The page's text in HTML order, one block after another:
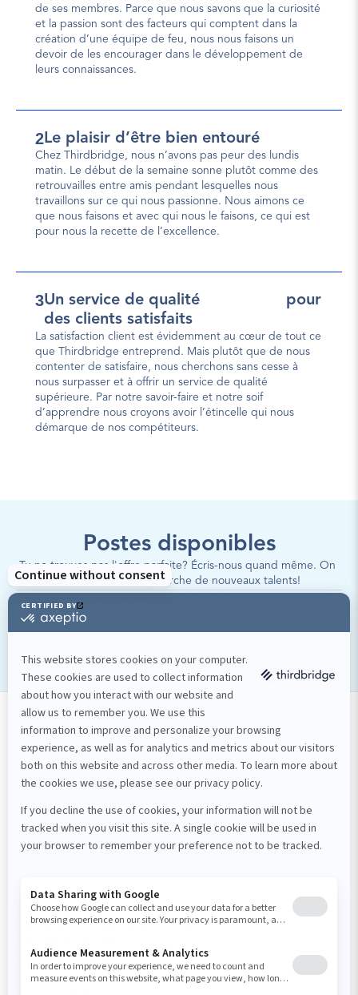
de ses membres. Parce que nous savons que la curiosité
et la passion sont des facteurs qui comptent dans la
création d’une équipe de feu, nous nous faisons un
devoir de les encourager dans le développement de
leurs connaissances.
2Le plaisir d’être bien entouré
Chez Thirdbridge, nous n’avons pas peur des lundis
matin. Le début de la semaine sonne plutôt comme des
retrouvailles entre amis pendant lesquelles nous
travaillons sur ce qui nous passionne. Nous aimons ce
que nous faisons et avec qui nous le faisons, ce qui est
pour nous la recette de l’excellence.
3Un service de qualité                  pour
des clients satisfaits
La satisfaction client est évidemment au cœur de tout ce
que Thirdbridge entreprend. Mais plutôt que de nous
contenter de satisfaire, nous cherchons sans cesse à
nous surpasser et à offrir un service de qualité
supérieure. Par notre savoir-faire et notre soif
d’apprendre nous croyons avoir l’étincelle qui nous
démarque de nos compétiteurs.
Postes disponibles
Tu ne trouves pas l'offre parfaite? Écris-nous quand même. On
est toujours à la recherche de nouveaux talents!
Vous ne trouvez pas le poste idéal? Soumettez votre
candidature spontanément!
Solutions numériques
Nos services
Développement de logiciels
Applications web
Logiciels sur mesure
Design et stratégie numérique
Intelligence artificielle
Enrichissement UX
Optimisation des processus d’affaires
À propos de nous
Carrière et culture